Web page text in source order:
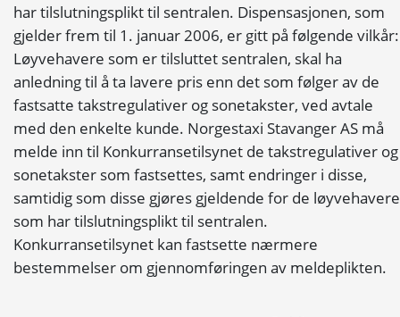
har tilslutningsplikt til sentralen. Dispensasjonen, som
gjelder frem til 1. januar 2006, er gitt på følgende vilkår:
Løyvehavere som er tilsluttet sentralen, skal ha
anledning til å ta lavere pris enn det som følger av de
fastsatte takstregulativer og sonetakster, ved avtale
med den enkelte kunde. Norgestaxi Stavanger AS må
melde inn til Konkurransetilsynet de takstregulativer og
sonetakster som fastsettes, samt endringer i disse,
samtidig som disse gjøres gjeldende for de løyvehavere
som har tilslutningsplikt til sentralen.
Konkurransetilsynet kan fastsette nærmere
bestemmelser om gjennomføringen av meldeplikten.